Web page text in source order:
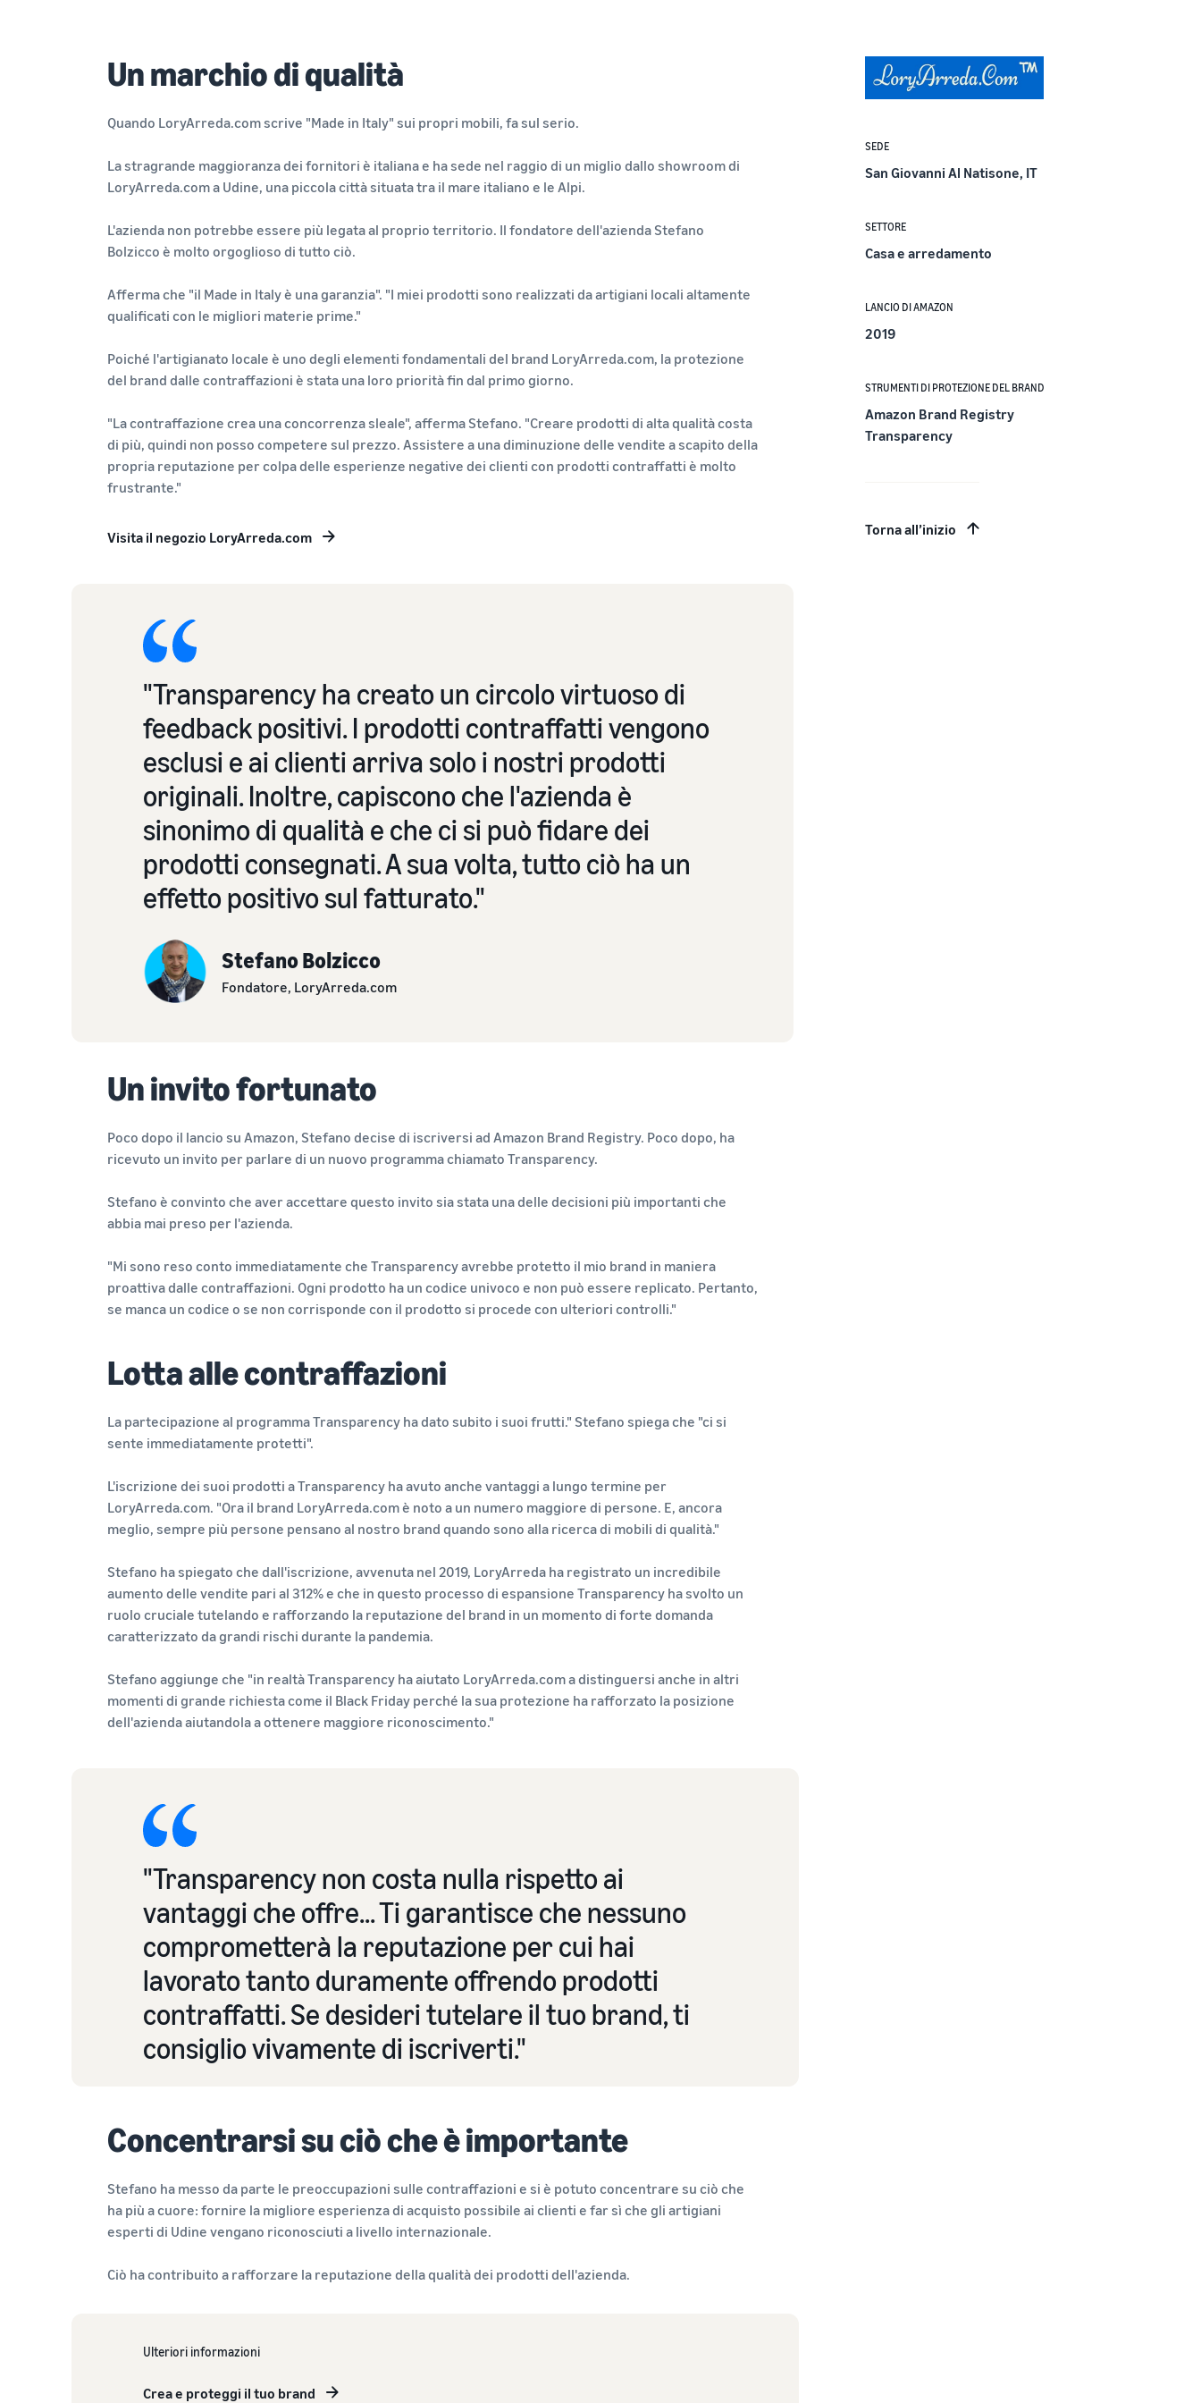
Un marchio di qualità
Quando LoryArreda.com scrive "Made in Italy" sui propri mobili, fa sul serio.
La stragrande maggioranza dei fornitori è italiana e ha sede nel raggio di un miglio dallo showroom di
LoryArreda.com a Udine, una piccola città situata tra il mare italiano e le Alpi.
L'azienda non potrebbe essere più legata al proprio territorio. Il fondatore dell'azienda Stefano
Bolzicco è molto orgoglioso di tutto ciò.
Afferma che "il Made in Italy è una garanzia". "I miei prodotti sono realizzati da artigiani locali altamente
qualificati con le migliori materie prime."
Poiché l'artigianato locale è uno degli elementi fondamentali del brand LoryArreda.com, la protezione
del brand dalle contraffazioni è stata una loro priorità fin dal primo giorno.
"La contraffazione crea una concorrenza sleale", afferma Stefano. "Creare prodotti di alta qualità costa
di più, quindi non posso competere sul prezzo. Assistere a una diminuzione delle vendite a scapito della
propria reputazione per colpa delle esperienze negative dei clienti con prodotti contraffatti è molto
frustrante."
Visita il negozio LoryArreda.com
"Transparency ha creato un circolo virtuoso di
feedback positivi. I prodotti contraffatti vengono
esclusi e ai clienti arriva solo i nostri prodotti
originali. Inoltre, capiscono che l'azienda è
sinonimo di qualità e che ci si può fidare dei
prodotti consegnati. A sua volta, tutto ciò ha un
effetto positivo sul fatturato."
Stefano Bolzicco
Fondatore, LoryArreda.com
Un invito fortunato
Poco dopo il lancio su Amazon, Stefano decise di iscriversi ad Amazon Brand Registry. Poco dopo, ha
ricevuto un invito per parlare di un nuovo programma chiamato Transparency.
Stefano è convinto che aver accettare questo invito sia stata una delle decisioni più importanti che
abbia mai preso per l'azienda.
"Mi sono reso conto immediatamente che Transparency avrebbe protetto il mio brand in maniera
proattiva dalle contraffazioni. Ogni prodotto ha un codice univoco e non può essere replicato. Pertanto,
se manca un codice o se non corrisponde con il prodotto si procede con ulteriori controlli."
Lotta alle contraffazioni
La partecipazione al programma Transparency ha dato subito i suoi frutti." Stefano spiega che "ci si
sente immediatamente protetti".
L'iscrizione dei suoi prodotti a Transparency ha avuto anche vantaggi a lungo termine per
LoryArreda.com. "Ora il brand LoryArreda.com è noto a un numero maggiore di persone. E, ancora
meglio, sempre più persone pensano al nostro brand quando sono alla ricerca di mobili di qualità."
Stefano ha spiegato che dall'iscrizione, avvenuta nel 2019, LoryArreda ha registrato un incredibile
aumento delle vendite pari al 312% e che in questo processo di espansione Transparency ha svolto un
ruolo cruciale tutelando e rafforzando la reputazione del brand in un momento di forte domanda
caratterizzato da grandi rischi durante la pandemia.
Stefano aggiunge che "in realtà Transparency ha aiutato LoryArreda.com a distinguersi anche in altri
momenti di grande richiesta come il Black Friday perché la sua protezione ha rafforzato la posizione
dell'azienda aiutandola a ottenere maggiore riconoscimento."
"Transparency non costa nulla rispetto ai
vantaggi che offre... Ti garantisce che nessuno
comprometterà la reputazione per cui hai
lavorato tanto duramente offrendo prodotti
contraffatti. Se desideri tutelare il tuo brand, ti
consiglio vivamente di iscriverti."
Concentrarsi su ciò che è importante
Stefano ha messo da parte le preoccupazioni sulle contraffazioni e si è potuto concentrare su ciò che
ha più a cuore: fornire la migliore esperienza di acquisto possibile ai clienti e far sì che gli artigiani
esperti di Udine vengano riconosciuti a livello internazionale.
Ciò ha contribuito a rafforzare la reputazione della qualità dei prodotti dell'azienda.
Ulteriori informazioni
Crea e proteggi il tuo brand
SEDE
San Giovanni Al Natisone, IT
SETTORE
Casa e arredamento
LANCIO DI AMAZON
2019
STRUMENTI DI PROTEZIONE DEL BRAND
Amazon Brand Registry
Transparency
Torna all’inizio